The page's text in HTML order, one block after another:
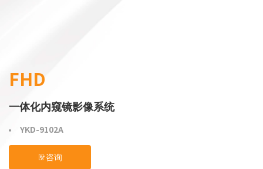
FHD
一体化内窥镜影像系统
YKD-9102A
咨询